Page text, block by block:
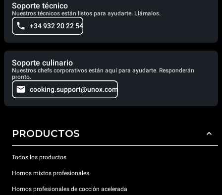
Soporte técnico
Nuestros técnicos están listos para ayudarte. Llámalos.
+34 932 20 22 54
Soporte culinario
Nuestros chefs corporativos están aquí para ayudarte. Responderán
pronto.
cooking.support@unox.com
PRODUCTOS
Todos los productos
Hornos mixtos profesionales
Hornos profesionales de cocción acelerada